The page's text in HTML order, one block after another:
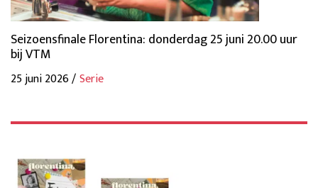
Seizoensfinale Florentina: donderdag 25 juni 20.00 uur
bij VTM
25 juni 2026 /Serie